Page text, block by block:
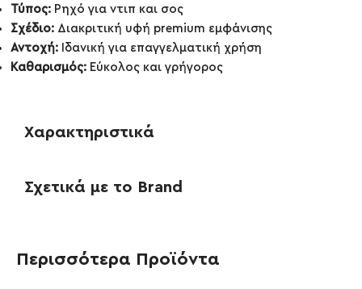
Τύπος: Ρηχό για ντιπ και σος
Σχέδιο: Διακριτική υφή premium εμφάνισης
Αντοχή: Ιδανική για επαγγελματική χρήση
Καθαρισμός: Εύκολος και γρήγορος
Χαρακτηριστικά
Σχετικά με το Brand
Περισσότερα Προϊόντα